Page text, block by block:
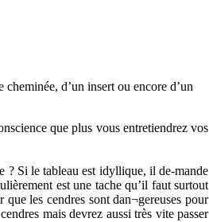
d’un insert ou encore d’un
que plus vous entretiendrez vos
? Si le tableau est idyllique, il de-mande
est une tache qu’il faut surtout
les cendres sont dan¬gereuses pour
mais devrez aussi très vite passer